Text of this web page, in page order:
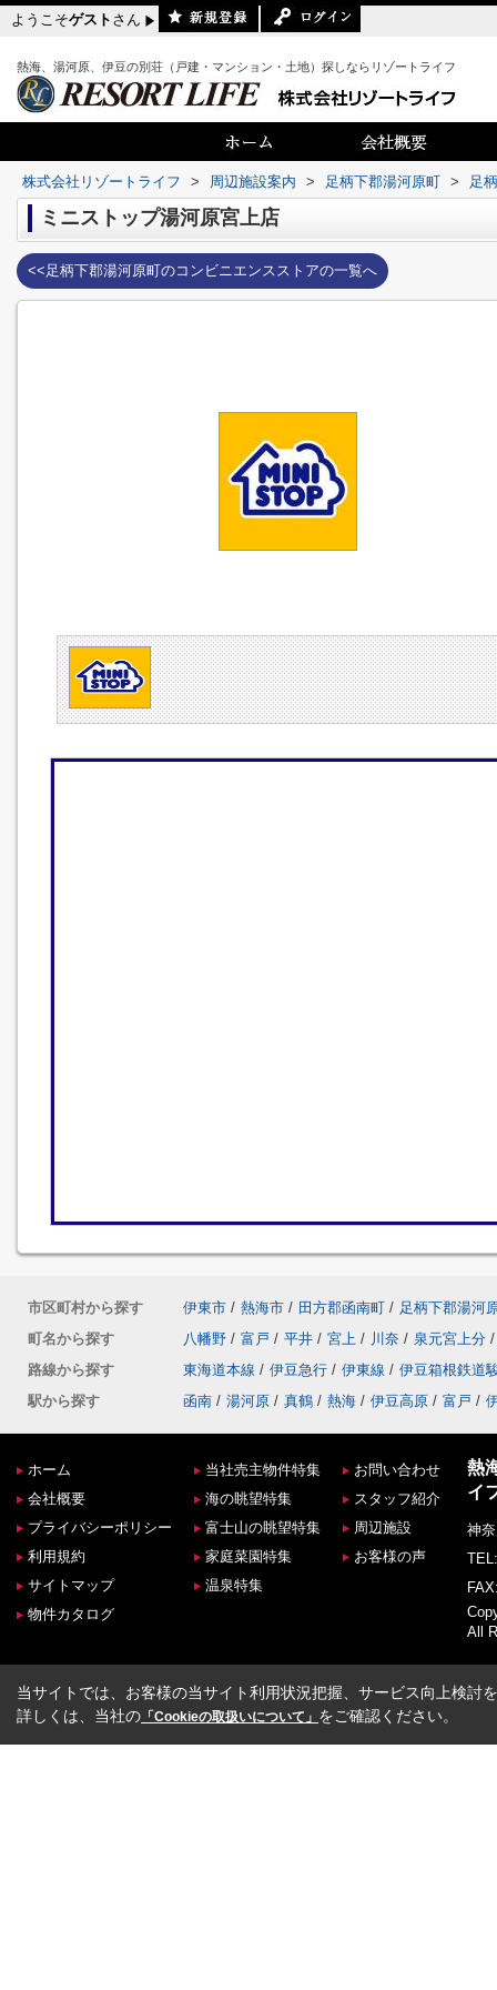
ようこそゲスト さん
熱海、湯河原、伊豆の別荘（戸建・マンション・土地）探しならリゾートライフ
株式会社リゾートライフ > 周辺施設案内 > 足柄下郡湯河原町 > 足
ミニストップ湯河原宮上店
<<足柄下郡湯河原町のコンビニエンスストアの一覧へ
市区町村から探す 伊東市 / 熱海市 / 田方郡函南町 / 足柄下郡湯河
町名から探す
八幡野 / 富戸 / 平井 / 宮上 / 川奈 / 泉元宮上分 /
路線から探す
東海道本線 / 伊豆急行 / 伊東線 / 伊豆箱根鉄道
駅から探す
函南 / 湯河原 / 真鶴 / 熱海 / 伊豆高原 / 富戸 /
ホーム
会社概要
プライバシーポリシー
利用規約
サイトマップ
物件カタログ
当社売主物件特集
海の眺望特集
富士山の眺望特集
家庭菜園特集
温泉特集
お問い合わせ
スタッフ紹介
周辺施設
お客様の声
熱
イ
神
All
当サイトでは、お客様の当サイト利用状況把握、サービス向上検討
詳しくは、当社の 「Cookieの取扱いについて」 をご確認ください。